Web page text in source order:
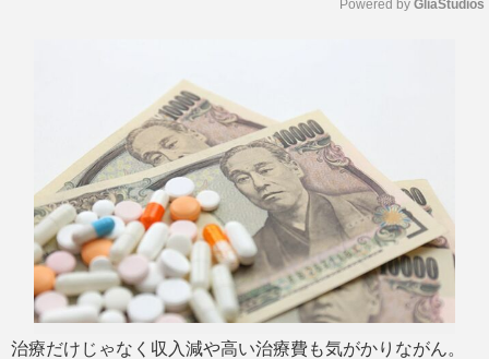
Powered by GliaStudios
治療だけじゃなく収入減や高い治療費も気がかりながん。